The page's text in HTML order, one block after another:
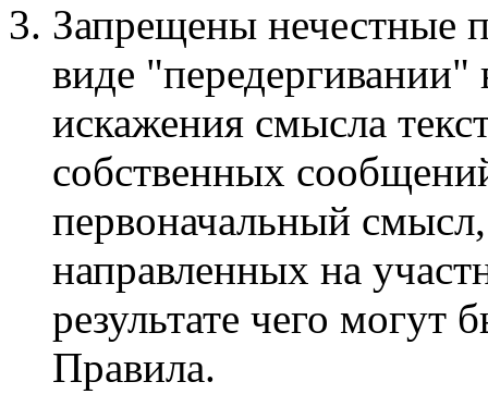
Запрещены нечестные
виде "передергивании"
искажения смысла
собственных
первоначальный
направленных на
результате чего
Правила.